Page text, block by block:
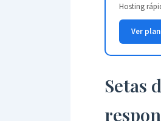
Hosting
Ver
Setas